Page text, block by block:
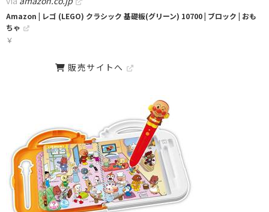
Amazon | レゴ (LEGO) クラシック 基礎板(グリーン) 10700 | ブロック | おも
ちゃ
￥
販売サイトへ